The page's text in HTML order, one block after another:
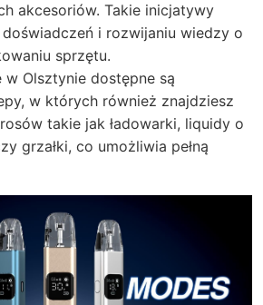
akcesoriów. Takie inicjatywy
i rozwijaniu wiedzy o
sprzętu.
Olsztynie dostępne są
w których również znajdziesz
takie jak ładowarki, liquidy o
grzałki, co umożliwia pełną